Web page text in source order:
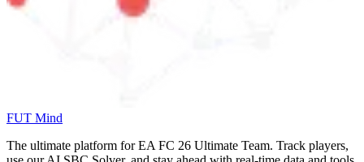
FUT Mind
The ultimate platform for EA FC 26 Ultimate Team. Track players,